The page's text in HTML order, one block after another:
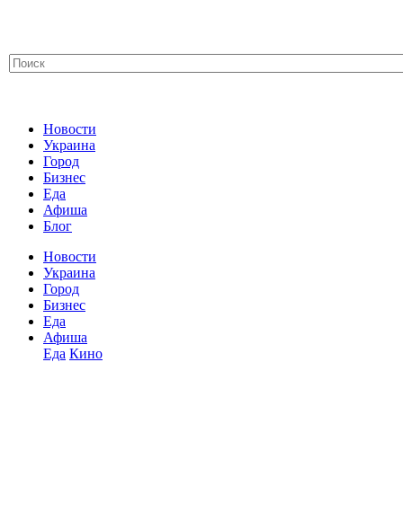
Новости
Украина
Город
Бизнес
Еда
Афиша
Блог
Новости
Украина
Город
Бизнес
Еда
Афиша
Еда Кино